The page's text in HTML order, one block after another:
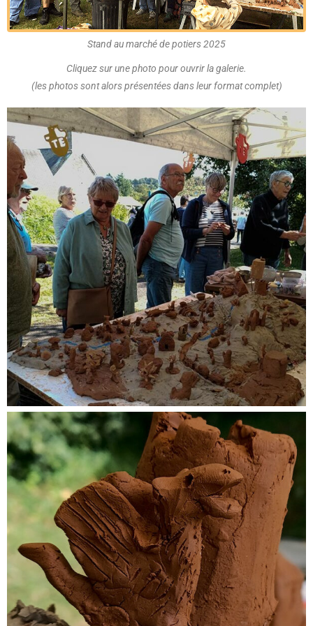
Stand au marché de potiers 2025
Cliquez sur une photo pour ouvrir la galerie.
(les photos sont alors présentées dans leur format complet)